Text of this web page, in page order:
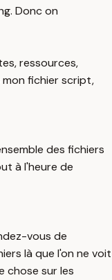
Donc on
ressources,
fichier script,
des fichiers
à l'heure de
vous de
là que l'on ne voit
chose sur les